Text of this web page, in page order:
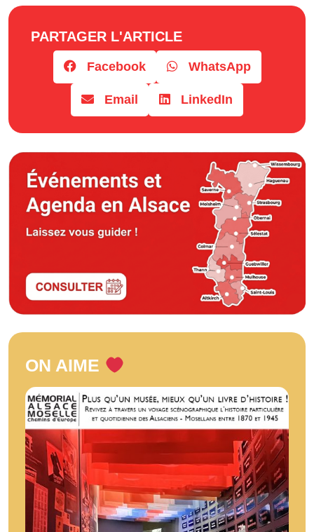
PARTAGER L'ARTICLE
Facebook WhatsApp
Email LinkedIn
ON AIME